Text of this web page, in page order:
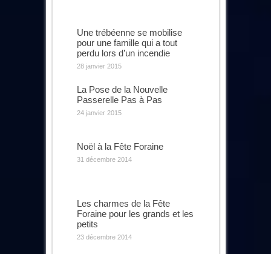
Une trébéenne se mobilise
pour une famille qui a tout
perdu lors d’un incendie
28 janvier 2015
La Pose de la Nouvelle
Passerelle Pas à Pas
24 janvier 2015
Noël à la Fête Foraine
31 décembre 2014
Les charmes de la Fête
Foraine pour les grands et les
petits
23 décembre 2014